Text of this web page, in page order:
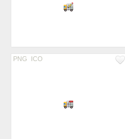
PNG ICO